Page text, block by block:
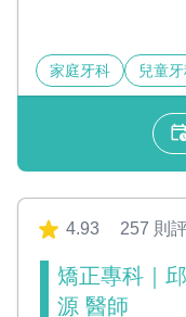
家庭牙科 兒童
4.93 257 則
矯正專科｜
源 醫師